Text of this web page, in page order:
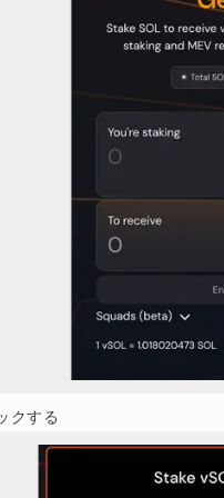
クする